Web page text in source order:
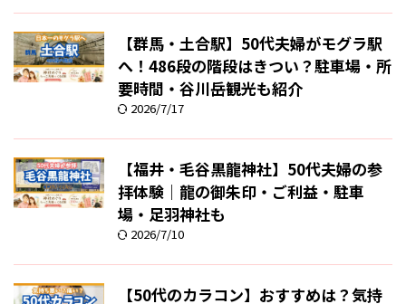
【群馬・土合駅】50代夫婦がモグラ駅
へ！486段の階段はきつい？駐車場・所
要時間・谷川岳観光も紹介
2026/7/17
【福井・毛谷黒龍神社】50代夫婦の参
拝体験｜龍の御朱印・ご利益・駐車
場・足羽神社も
2026/7/10
【50代のカラコン】おすすめは？気持